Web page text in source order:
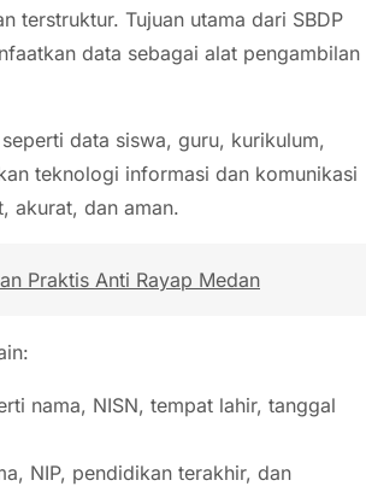
terstruktur. Tujuan utama dari SBDP
data sebagai alat pengambilan
data siswa, guru, kurikulum,
teknologi informasi dan komunikasi
akurat, dan aman.
Praktis Anti Rayap Medan
nama, NISN, tempat lahir, tanggal
NIP, pendidikan terakhir, dan